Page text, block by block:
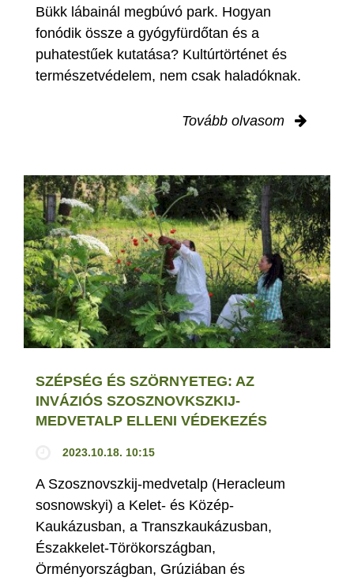
Bükk lábainál megbúvó park. Hogyan
fonódik össze a gyógyfürdőtan és a
puhatestűek kutatása? Kultúrtörténet és
természetvédelem, nem csak haladóknak.
Tovább olvasom
SZÉPSÉG ÉS SZÖRNYETEG: AZ
INVÁZIÓS SZOSZNOVKSZKIJ-
MEDVETALP ELLENI VÉDEKEZÉS
2023.10.18. 10:15
A Szosznovszkij-medvetalp (Heracleum
sosnowskyi) a Kelet- és Közép-
Kaukázusban, a Transzkaukázusban,
Északkelet-Törökországban,
Örményországban, Grúziában és